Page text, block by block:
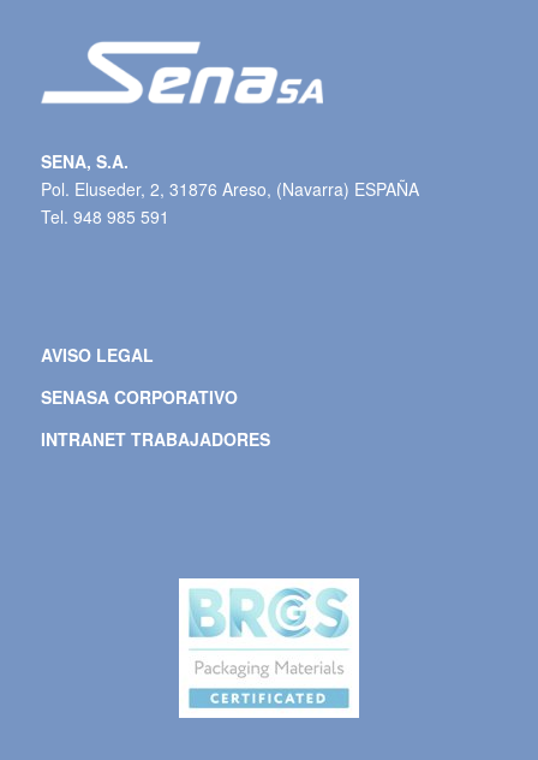
SENA, S.A.
Pol. Eluseder, 2, 31876 Areso, (Navarra) ESPAÑA
Tel. 948 985 591
AVISO LEGAL
SENASA CORPORATIVO
INTRANET TRABAJADORES